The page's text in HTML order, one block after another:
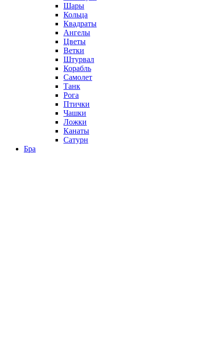
Шары
Кольца
Квадраты
Ангелы
Цветы
Ветки
Штурвал
Корабль
Самолет
Танк
Рога
Птички
Чашки
Ложки
Канаты
Сатурн
Бра